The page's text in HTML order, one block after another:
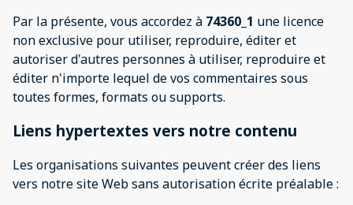
Par la présente, vous accordez à 74360_1 une licence
non exclusive pour utiliser, reproduire, éditer et
autoriser d'autres personnes à utiliser, reproduire et
éditer n'importe lequel de vos commentaires sous
toutes formes, formats ou supports.
Liens hypertextes vers notre contenu
Les organisations suivantes peuvent créer des liens
vers notre site Web sans autorisation écrite préalable :